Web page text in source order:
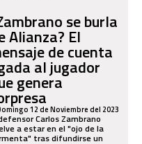
se burla
Alianza? El
de cuenta
al jugador
genera
12 de Noviembre del 2023
Carlos Zambrano
a estar en el "ojo de la
tras difundirse un